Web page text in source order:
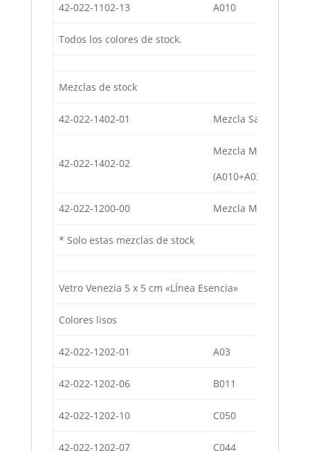
42-022-1102-13 A010
Todos los colores de stock.
Mezclas de stock
42-022-1402-01 Mezcla Sassari
42-022-1402-02
Mezcla Malibú
42-022-1200-00 Mezcla Miami
* Solo estas mezclas de stock
Vetro Venezia 5 x 5 cm «LÍnea Esencia»
Colores lisos
42-022-1202-01 A03
42-022-1202-06 B011
42-022-1202-10 C050
42-022-1202-07 C044